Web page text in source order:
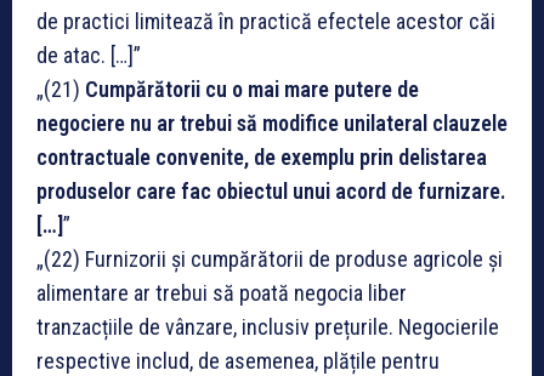
de practici limitează în practică efectele acestor căi
de atac. […]”
„(21) Cumpărătorii cu o mai mare putere de
negociere nu ar trebui să modifice unilateral clauzele
contractuale convenite, de exemplu prin delistarea
produselor care fac obiectul unui acord de furnizare.
[…]”
„(22) Furnizorii și cumpărătorii de produse agricole și
alimentare ar trebui să poată negocia liber
tranzacțiile de vânzare, inclusiv prețurile. Negocierile
respective includ, de asemenea, plățile pentru